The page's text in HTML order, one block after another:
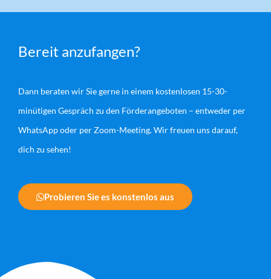
Bereit anzufangen?
Dann beraten wir Sie gerne in einem kostenlosen 15-30-
minütigen Gespräch zu den Förderangeboten – entweder per
WhatsApp oder per Zoom-Meeting. Wir freuen uns darauf,
dich zu sehen!
Probieren Sie es konstenlos aus